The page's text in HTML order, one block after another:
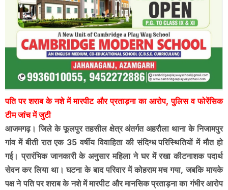
पति पर शराब के नशे में मारपीट और प्रताड़ना का आरोप, पुलिस व फोरेंसिक
टीम जांच में जुटी
आजमगढ़। जिले के फूलपुर तहसील क्षेत्र अंतर्गत अहरौला थाना के निजामपुर
गांव में बीती रात एक 35 वर्षीय विवाहिता की संदिग्ध परिस्थितियों में मौत हो
गई। प्रारंभिक जानकारी के अनुसार महिला ने घर में रखा कीटनाशक पदार्थ
सेवन कर लिया था। घटना के बाद परिवार में कोहराम मच गया, जबकि मायके
पक्ष ने पति पर शराब के नशे में मारपीट और मानसिक प्रताड़ना का गंभीर आरोप